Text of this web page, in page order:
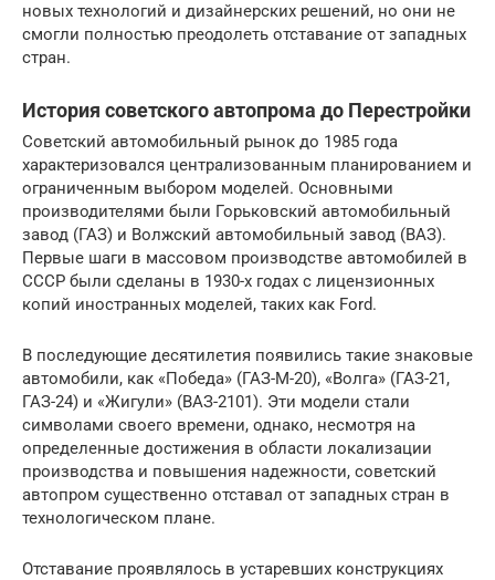
новых технологий и дизайнерских решений, но они не
смогли полностью преодолеть отставание от западных
стран.
История советского автопрома до Перестройки
Советский автомобильный рынок до 1985 года
характеризовался централизованным планированием и
ограниченным выбором моделей. Основными
производителями были Горьковский автомобильный
завод (ГАЗ) и Волжский автомобильный завод (ВАЗ).
Первые шаги в массовом производстве автомобилей в
СССР были сделаны в 1930-х годах с лицензионных
копий иностранных моделей, таких как Ford.
В последующие десятилетия появились такие знаковые
автомобили, как «Победа» (ГАЗ-М-20), «Волга» (ГАЗ-21,
ГАЗ-24) и «Жигули» (ВАЗ-2101). Эти модели стали
символами своего времени, однако, несмотря на
определенные достижения в области локализации
производства и повышения надежности, советский
автопром существенно отставал от западных стран в
технологическом плане.
Отставание проявлялось в устаревших конструкциях